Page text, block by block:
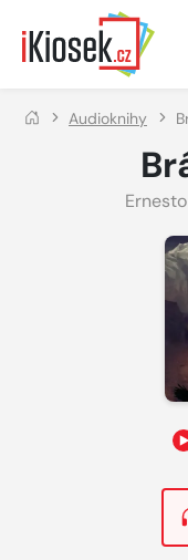
Přejít na hlavní obsah
Audioknihy